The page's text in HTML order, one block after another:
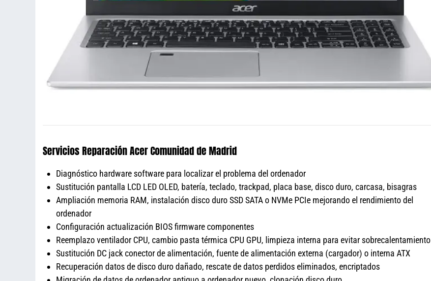
Servicios Reparación Acer Comunidad de Madrid
Diagnóstico hardware software para localizar el problema del ordenador
Sustitución pantalla LCD LED OLED, batería, teclado, trackpad, placa base, disco duro, carcasa, bisagras
Ampliación memoria RAM, instalación disco duro SSD SATA o NVMe PCIe mejorando el rendimiento del
ordenador
Configuración actualización BIOS firmware componentes
Reemplazo ventilador CPU, cambio pasta térmica CPU GPU, limpieza interna para evitar sobrecalentamiento
Sustitución DC jack conector de alimentación, fuente de alimentación externa (cargador) o interna ATX
Recuperación datos de disco duro dañado, rescate de datos perdidos eliminados, encriptados